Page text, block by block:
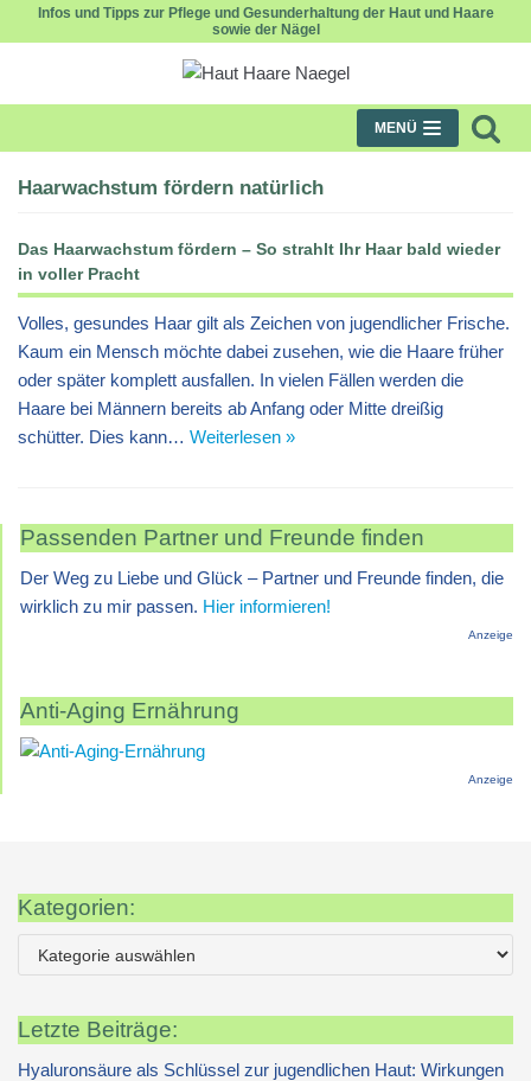
Infos und Tipps zur Pflege und Gesunderhaltung der Haut und Haare
sowie der Nägel
MENÜ
Haarwachstum fördern natürlich
Das Haarwachstum fördern – So strahlt Ihr Haar bald wieder
in voller Pracht
Volles, gesundes Haar gilt als Zeichen von jugendlicher Frische.
Kaum ein Mensch möchte dabei zusehen, wie die Haare früher
oder später komplett ausfallen. In vielen Fällen werden die
Haare bei Männern bereits ab Anfang oder Mitte dreißig
schütter. Dies kann… Weiterlesen »
Passenden Partner und Freunde finden
Der Weg zu Liebe und Glück – Partner und Freunde finden, die
wirklich zu mir passen. Hier informieren!
Anzeige
Anti-Aging Ernährung
Anzeige
Kategorien:
Letzte Beiträge:
Hyaluronsäure als Schlüssel zur jugendlichen Haut: Wirkungen